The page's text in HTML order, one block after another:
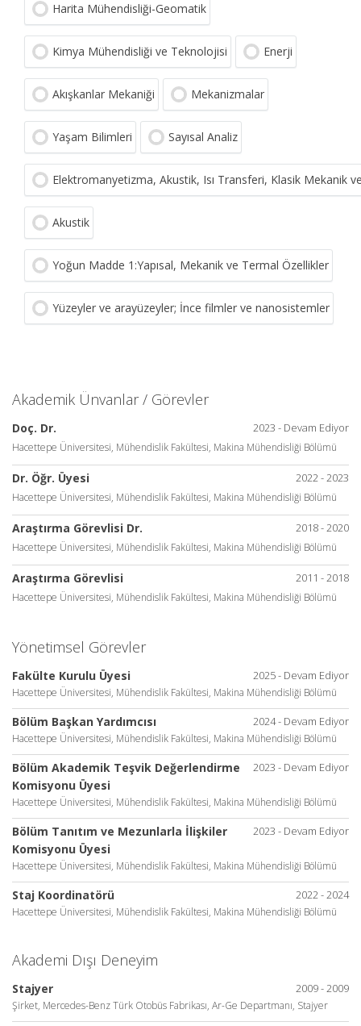
Harita Mühendisliği-Geomatik
Kimya Mühendisliği ve Teknolojisi Enerji
Akışkanlar Mekaniği Mekanizmalar
Yaşam Bilimleri Sayısal Analiz
Elektromanyetizma, Akustik, Isı Transferi, Klasik Mekanik
Akustik
Yoğun Madde 1:Yapısal, Mekanik ve Termal Özellikler
Yüzeyler ve arayüzeyler; İnce filmler ve nanosistemler
Akademik Ünvanlar / Görevler
2023 - Devam Ediyor
Doç. Dr.
Hacettepe Üniversitesi, Mühendislik Fakültesi, Makina Mühendisliği Bölümü
2022 - 2023
Dr. Öğr. Üyesi
Hacettepe Üniversitesi, Mühendislik Fakültesi, Makina Mühendisliği Bölümü
2018 - 2020
Araştırma Görevlisi Dr.
Hacettepe Üniversitesi, Mühendislik Fakültesi, Makina Mühendisliği Bölümü
2011 - 2018
Araştırma Görevlisi
Hacettepe Üniversitesi, Mühendislik Fakültesi, Makina Mühendisliği Bölümü
Yönetimsel Görevler
2025 - Devam Ediyor
Fakülte Kurulu Üyesi
Hacettepe Üniversitesi, Mühendislik Fakültesi, Makina Mühendisliği Bölümü
2024 - Devam Ediyor
Bölüm Başkan Yardımcısı
Hacettepe Üniversitesi, Mühendislik Fakültesi, Makina Mühendisliği Bölümü
2023 - Devam Ediyor
Bölüm Akademik Teşvik Değerlendirme
Komisyonu Üyesi
Hacettepe Üniversitesi, Mühendislik Fakültesi, Makina Mühendisliği Bölümü
2023 - Devam Ediyor
Bölüm Tanıtım ve Mezunlarla İlişkiler
Komisyonu Üyesi
Hacettepe Üniversitesi, Mühendislik Fakültesi, Makina Mühendisliği Bölümü
2022 - 2024
Staj Koordinatörü
Hacettepe Üniversitesi, Mühendislik Fakültesi, Makina Mühendisliği Bölümü
Akademi Dışı Deneyim
2009 - 2009
Stajyer
Şirket, Mercedes-Benz Türk Otobüs Fabrikası, Ar-Ge Departmanı, Stajyer